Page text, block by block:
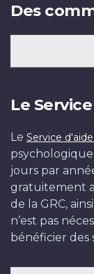
Des
Le
Le Service
jours par
gratuitement
de la GRC,
n’est pas
bénéficier des